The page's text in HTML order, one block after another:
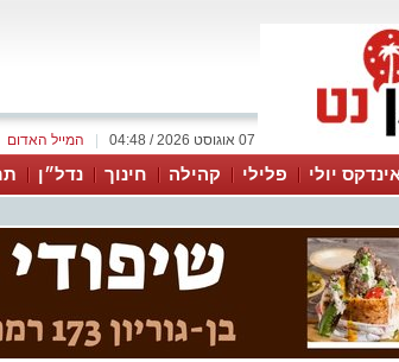
המייל האדום 07 אוגוסט 2026 / 04:48
יולי פלילי קהילה חינוך נדל״ן